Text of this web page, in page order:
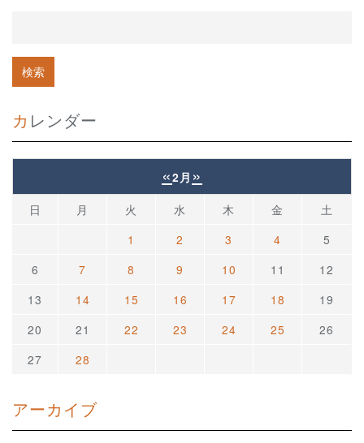
カレンダー
«2月 »
日 月 火 水 木 金
土
1
2 3 4
5
6
7 8 9 10 11
12
13
14 15 16 17 18
19
20
21 22 23 24 25
26
27
28
アーカイブ